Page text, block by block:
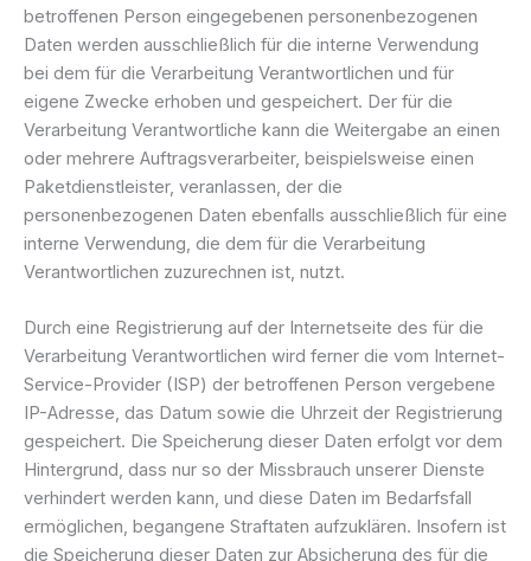
betroffenen Person eingegebenen personenbezogenen
Daten werden ausschließlich für die interne Verwendung
bei dem für die Verarbeitung Verantwortlichen und für
eigene Zwecke erhoben und gespeichert. Der für die
Verarbeitung Verantwortliche kann die Weitergabe an einen
oder mehrere Auftragsverarbeiter, beispielsweise einen
Paketdienstleister, veranlassen, der die
personenbezogenen Daten ebenfalls ausschließlich für eine
interne Verwendung, die dem für die Verarbeitung
Verantwortlichen zuzurechnen ist, nutzt.
Durch eine Registrierung auf der Internetseite des für die
Verarbeitung Verantwortlichen wird ferner die vom Internet-
Service-Provider (ISP) der betroffenen Person vergebene
IP-Adresse, das Datum sowie die Uhrzeit der Registrierung
gespeichert. Die Speicherung dieser Daten erfolgt vor dem
Hintergrund, dass nur so der Missbrauch unserer Dienste
verhindert werden kann, und diese Daten im Bedarfsfall
ermöglichen, begangene Straftaten aufzuklären. Insofern ist
die Speicherung dieser Daten zur Absicherung des für die